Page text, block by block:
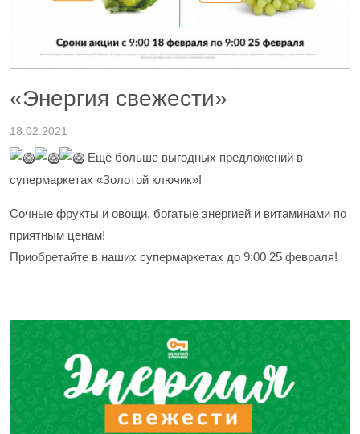
«Энергия свежести»
18.02.2021
Ещё больше выгодных предложений в
супермаркетах «Золотой ключик»!
Сочные фрукты и овощи, богатые энергией и витаминами по
приятным ценам!
Приобретайте в наших супермаркетах до 9:00 25 февраля!